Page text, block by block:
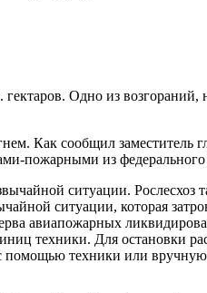
Одно из возгораний,
Как сообщил заместитель
пожарными из федерального
ситуации. Рослесхоз
ситуации, которая
авиапожарных
техники. Для остановки
техники или